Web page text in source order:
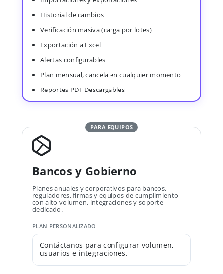
Historial de cambios
Verificación masiva (carga por lotes)
Exportación a Excel
Alertas configurables
Plan mensual, cancela en cualquier momento
Reportes PDF Descargables
PARA EQUIPOS
Bancos y Gobierno
Planes anuales y corporativos para bancos,
reguladores, firmas y equipos de cumplimiento
con alto volumen, integraciones y soporte
dedicado.
PLAN PERSONALIZADO
Contáctanos para configurar volumen,
usuarios e integraciones.